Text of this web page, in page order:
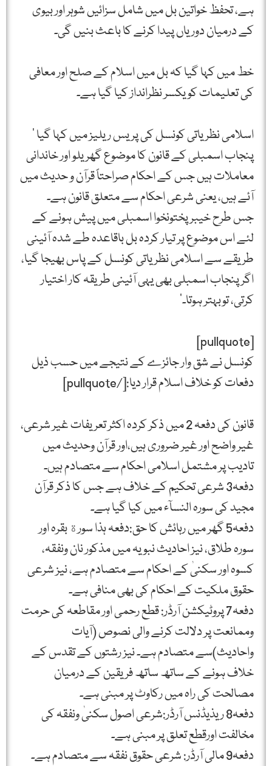
ہے، تحفظ خواتین بل میں شامل سزائیں شوہر اور بیوی
کے درمیان دوریاں پیدا کرنے کا باعث بنیں گی۔
خط میں کہا گیا کہ بل میں اسلام کے صلح اور معافی
کی تعلیمات کو یکسر نظرانداز کیا گیا ہے۔
اسلامی نظریاتی کونسل کی پریس ریلیز میں کہا گیا ‘
پنجاب اسمبلی كے قانون كا موضوع گھریلو اور خاندانی
معاملات ہیں جس كے احكام صراحتاً قرآن و حدیث میں
آئے ہیں، یعنی شرعی احكام سے متعلق قانون ہے۔
جس طرح خیبر پختونخوا اسمبلی میں پیش ہونے كے
لئے اس موضوع پر تیار كردہ بل باقاعدہ طے شدہ آئینی
طریقے سے اسلامی نظریاتی كونسل كے پاس بھیجا گیا،
اگر پنجاب اسمبلی بھی یہی آئینی طریقہ كار اختیار
كرتی، توبہتر ہوتا۔’
[pullquote]
كونسل نے شق وار جائزے كے نتیجے میں حسب ذیل
دفعات كو خلاف اسلام قرار دیا:[/pullquote]
قانون كی دفعہ 2 میں ذكر كردہ اكثر تعریفات غیر شرعی،
غیر واضح اور غیر ضروری ہیں،اور قرآن وحدیث میں
تادیب پر مشتمل اسلامی احكام سے متصادم ہیں۔
دفعہ3 شرعی تحكیم كے خلاف ہے جس كا ذكر قرآن
مجید كی سورہ النسآء میں كیا گیا ہے۔
دفعہ5 گھر میں رہائش كا حق:دفعہ ہذا سورة بقرہ اور
سورہ طلاق، نیز احادیث نبویہ میں مذكور نان ونفقہ،
كسوہ اور سكنیٰ كے احكام سے متصادم ہے، نیز شرعی
حقوق ملكیت كے احكام كی بھی منافی ہے۔
دفعہ7 پروٹیكشن آرڈر: قطع رحمی اور مقاطعہ كی حرمت
وممانعت پر دلالت كرنے والی نصوص (آیات
واحادیث)سے متصادم ہے۔ نیز رشتوں كے تقدس كے
خلاف ہونے كے ساتھ ساتھ فریقین كے درمیان
مصالحت كی راہ میں ركاوٹ پر مبنی ہے۔
دفعہ8 ریذیڈنس آرڈر:شرعی اصول سكنیٰ ونفقہ كی
مخالفت اورقطع تعلق پر مبنی ہے۔
دفعہ9 مالی آرڈر: شرعی حقوق نفقہ سے متصادم ہے۔